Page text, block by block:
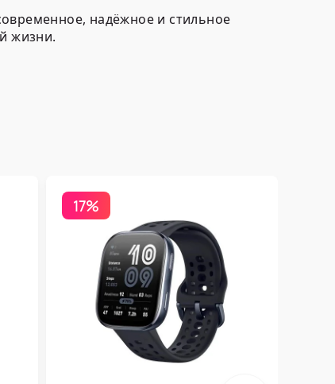
надёжное и стильное
жизни.
17%